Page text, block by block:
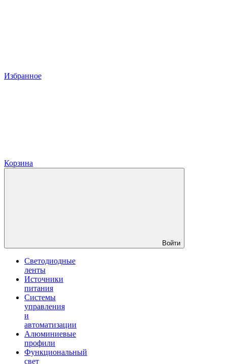
Избранное
Корзина
Войти
Светодиодные
ленты
Источники
питания
Системы
управления
и
автоматизации
Алюминиевые
профили
Функциональный
свет